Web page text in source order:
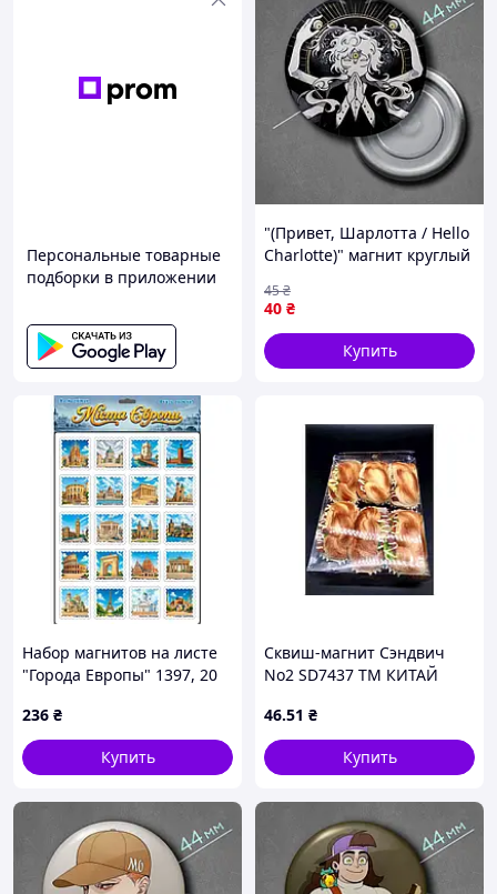
Персональные товарные
подборки в приложении
"(Привет, Шарлотта / Hello
Charlotte)" магнит круглый
40 ₴
45₴
Купить
Набор магнитов на листе
"Города Европы" 1397, 20
without-queues-
236 ₴
Купить
Сквиш-магнит Сэндвич
No2 SD7437 ТМ КИТАЙ
46.51 ₴
Купить